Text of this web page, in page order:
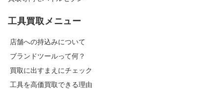
工具買取メニュー
店舗への持込みについて
ブランドツールって何？
買取に出すまえにチェック
工具を高価買取できる理由